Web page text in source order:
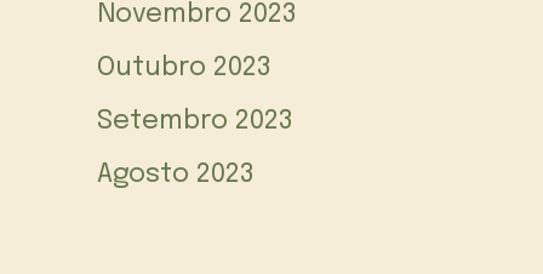
Novembro 2023
Outubro 2023
Setembro 2023
Agosto 2023